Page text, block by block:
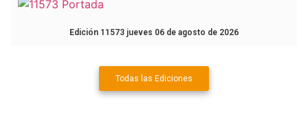
Edición 11573 jueves 06 de agosto de 2026
Todas las Ediciones